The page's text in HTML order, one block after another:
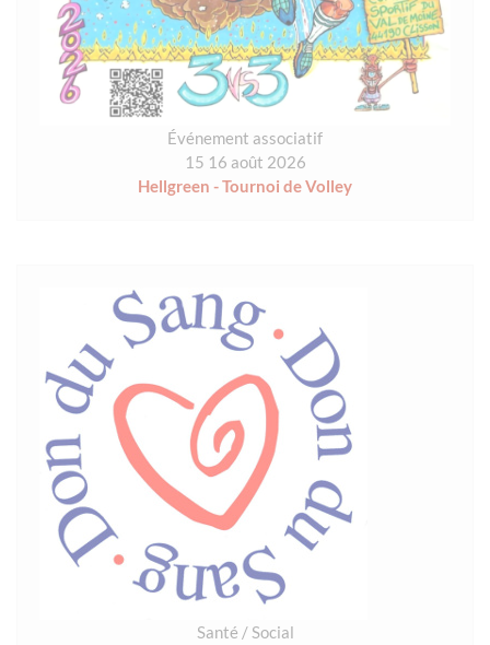
Événement associatif
15 16 août 2026
Hellgreen - Tournoi de Volley
Santé / Social